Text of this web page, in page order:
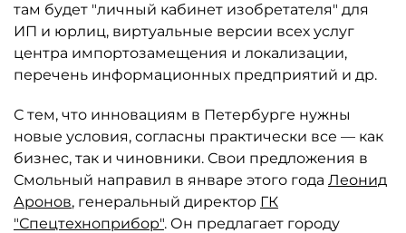
там будет "личный кабинет изобретателя" для
ИП и юрлиц, виртуальные версии всех услуг
центра импортозамещения и локализации,
перечень информационных предприятий и др.
С тем, что инновациям в Петербурге нужны
новые условия, согласны практически все — как
бизнес, так и чиновники. Свои предложения в
Смольный направил в январе этого года Леонид
Аронов, генеральный директор ГК
"Спецтехноприбор". Он предлагает городу